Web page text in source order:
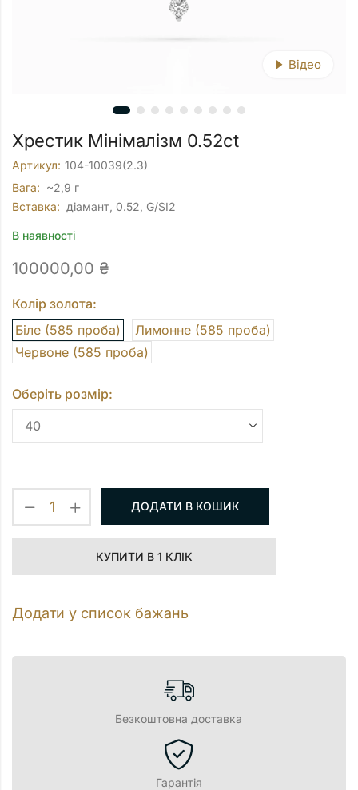
Відео
Хрестик Мінімалізм 0.52ct
Артикул: 104-10039(2.3)
Вага: ~2,9 г
Вставка: діамант, 0.52, G/SI2
В наявності
100000,00 ₴
Колір золота:
Біле (585 проба)
Лимонне (585 проба)
Червоне (585 проба)
Оберіть розмір:
ДОДАТИ В КОШИК
КУПИТИ В 1 КЛІК
Додати у список бажань
Безкоштовна доставка
Гарантія